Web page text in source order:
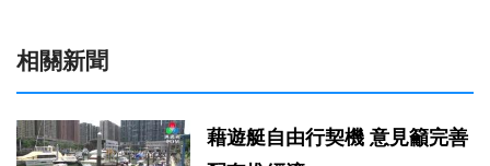
相關新聞
藉遊艇自由行契機 意見籲完善